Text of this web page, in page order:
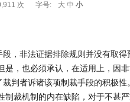
次 字号: 大 中 小
，非法证据排除规则并没有取得
是，也必须承认，在适用上，因
判者诉诸该项制裁手段的积极性
制裁机制的内在缺陷，对于不甚